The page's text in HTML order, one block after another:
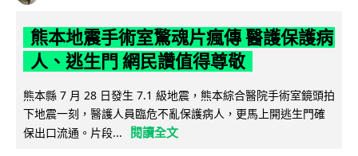
熊本地震手術室驚魂片瘋傳 醫護保護病
人、逃生門 網民讚值得尊敬
熊本縣 7 月 28 日發生 7.1 級地震，熊本綜合醫院手術室鏡頭拍
下地震一刻，醫護人員臨危不亂保護病人，更馬上開逃生門確
保出口流通。片段...
閱讀全文